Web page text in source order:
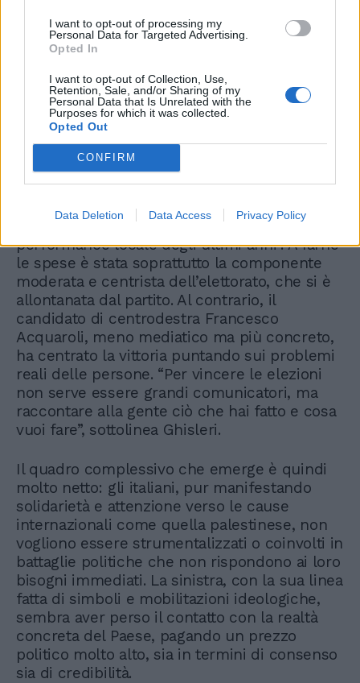
I want to opt-out of processing my
Personal Data for Targeted Advertising.
Opted In
I want to opt-out of Collection, Use,
Retention, Sale, and/or Sharing of my
Personal Data that Is Unrelated with the
Purposes for which it was collected.
Opted Out
CONFIRM
Data Deletion Data Access Privacy Policy
La Flotilla per bloccare il
Paese. Sciopero generale,
trasporti e servizi a rischio:
che succede
I numeri parlano chiaro: “Il Pd nelle Marche
ha perso poco più di quarantamila voti
rispetto al 2020 e ha avuto la peggior
performance locale degli ultimi anni”. A farne
le spese è stata soprattutto la componente
moderata e centrista dell’elettorato, che si è
allontanata dal partito. Al contrario, il
candidato di centrodestra Francesco
Acquaroli, meno mediatico ma più concreto,
ha centrato la vittoria puntando sui problemi
reali delle persone. “Per vincere le elezioni
non serve essere grandi comunicatori, ma
raccontare alla gente ciò che hai fatto e cosa
vuoi fare”, sottolinea Ghisleri.
Il quadro complessivo che emerge è quindi
molto netto: gli italiani, pur manifestando
solidarietà e attenzione verso le cause
internazionali come quella palestinese, non
vogliono essere strumentalizzati o coinvolti in
battaglie politiche che non rispondono ai loro
bisogni immediati. La sinistra, con la sua linea
fatta di simboli e mobilitazioni ideologiche,
sembra aver perso il contatto con la realtà
concreta del Paese, pagando un prezzo
politico molto alto, sia in termini di consenso
sia di credibilità.